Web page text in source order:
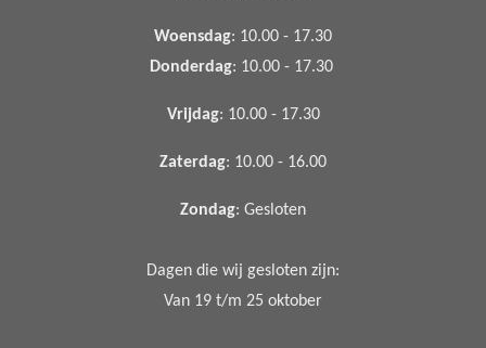
Woensdag: 10.00 - 17.30
Donderdag: 10.00 - 17.30
Vrijdag: 10.00 - 17.30
Zaterdag: 10.00 - 16.00
Zondag: Gesloten
Dagen die wij gesloten zijn:
Van 19 t/m 25 oktober